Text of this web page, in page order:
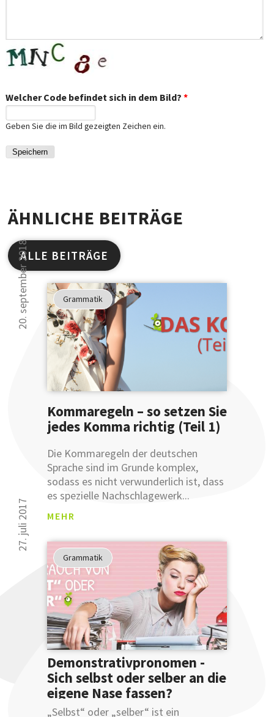
Welcher Code befindet sich in dem Bild? *
Geben Sie die im Bild gezeigten Zeichen ein.
ÄHNLICHE BEITRÄGE
ALLE BEITRÄGE
20. september 2018 Grammatik
Kommaregeln – so setzen Sie
jedes Komma richtig (Teil 1)
Die Kommaregeln der deutschen
Sprache sind im Grunde komplex,
sodass es nicht verwunderlich ist, dass
es spezielle Nachschlagewerk...
MEHR
27. juli 2017
Grammatik
Demonstrativpronomen -
Sich selbst oder selber an die
eigene Nase fassen?
„Selbst“ oder „selber“ ist ein
Studien
gezeigt
...
... dass
bereits
mit
einer
Anmeldung
sprachlichen
Glauben
nicht?
Testen
30 000 Leser
sich nicht irren.